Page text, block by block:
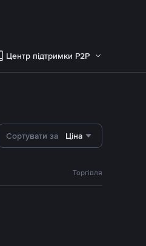
Центр підтримки P2P
Сортувати за Ціна
Торгівля